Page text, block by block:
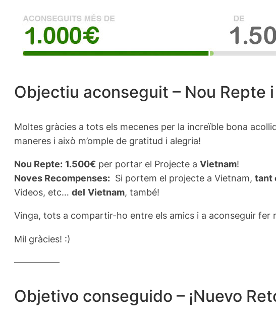
Objectiu aconseguit – Nou Repte
Moltes gràcies a tots els mecenes per la increïble bona
maneres i això m’omple de gratitud i alegria!
Nou Repte: 1.500€ per portar el Projecte a Vietnam!
Noves Recompenses: Si portem el projecte a Vietnam, tant
Videos, etc… del Vietnam, també!
Vinga, tots a compartir-ho entre els amics i a aconseguir fer
Mil gràcies! :)
—————
Objetivo conseguido – ¡Nuevo